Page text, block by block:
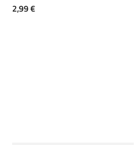
Angebot
2,99 €